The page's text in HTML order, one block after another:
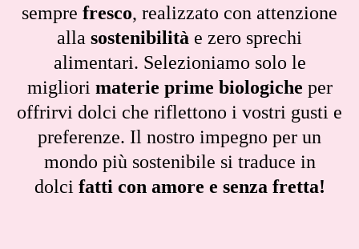
sempre fresco, realizzato con attenzione
alla sostenibilità e zero sprechi
alimentari. Selezioniamo solo le
migliori materie prime biologiche per
offrirvi dolci che riflettono i vostri gusti e
preferenze. Il nostro impegno per un
mondo più sostenibile si traduce in
dolci fatti con amore e senza fretta!